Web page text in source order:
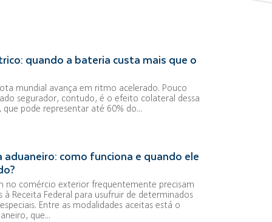
quando a bateria custa mais que o
mundial avança em ritmo acelerado. Pouco
segurador, contudo, é o efeito colateral dessa
pode representar até 60% do...
como funciona e quando ele
no comércio exterior frequentemente precisam
à Receita Federal para usufruir de determinados
Entre as modalidades aceitas está o
que...